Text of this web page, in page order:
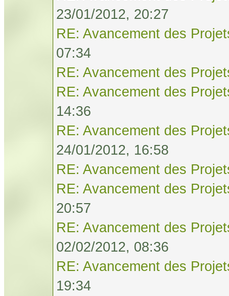
23/01/2012, 20:27
RE: Avancement des
07:34
RE: Avancement des
RE: Avancement des
14:36
RE: Avancement des
24/01/2012, 16:58
RE: Avancement des
RE: Avancement des
20:57
RE: Avancement des
02/02/2012, 08:36
RE: Avancement des
19:34